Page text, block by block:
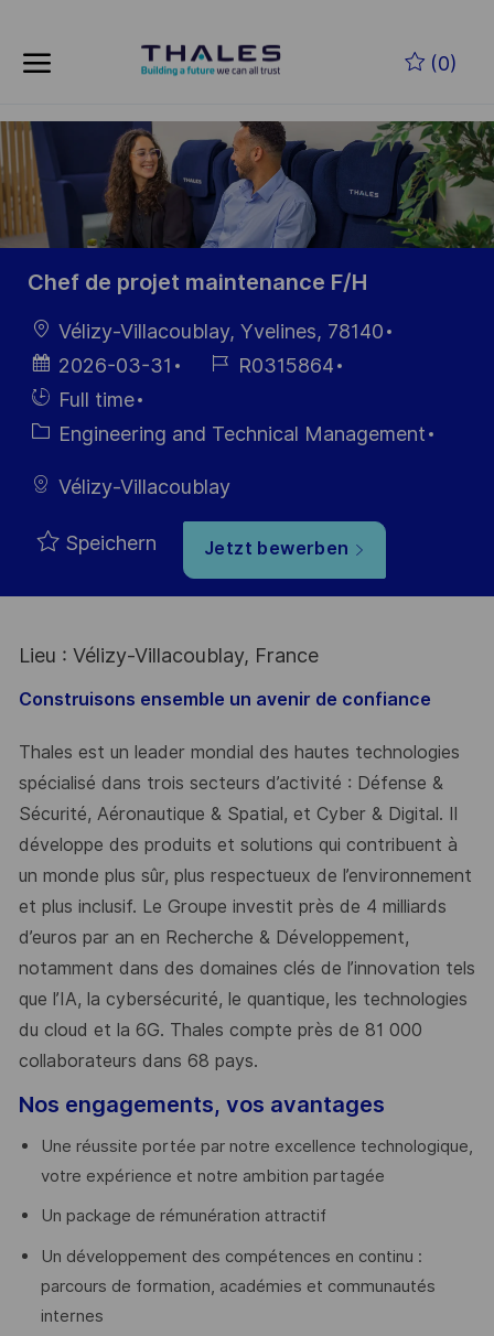
(0)
-
Chef de projet maintenance F/H
Ort Vélizy-Villacoublay, Yvelines, 78140
Datum der
Veröffentlichung
2026-03-31
Job- R0315864
Einstellunngstyp
Full time
Kategorie
Engineering and Technical Management
Vélizy-Villacoublay
Speichern Jetzt bewerben
Lieu : Vélizy-Villacoublay, France
Construisons ensemble un avenir de confiance
Thales est un leader mondial des hautes technologies
spécialisé dans trois secteurs d’activité : Défense &
Sécurité, Aéronautique & Spatial, et Cyber & Digital. Il
développe des produits et solutions qui contribuent à
un monde plus sûr, plus respectueux de l’environnement
et plus inclusif. Le Groupe investit près de 4 milliards
d’euros par an en Recherche & Développement,
notamment dans des domaines clés de l’innovation tels
que l’IA, la cybersécurité, le quantique, les technologies
du cloud et la 6G. Thales compte près de 81 000
collaborateurs dans 68 pays.
Nos engagements, vos avantages
Une réussite portée par notre excellence technologique,
votre expérience et notre ambition partagée
Un package de rémunération attractif
Un développement des compétences en continu :
parcours de formation, académies et communautés
internes